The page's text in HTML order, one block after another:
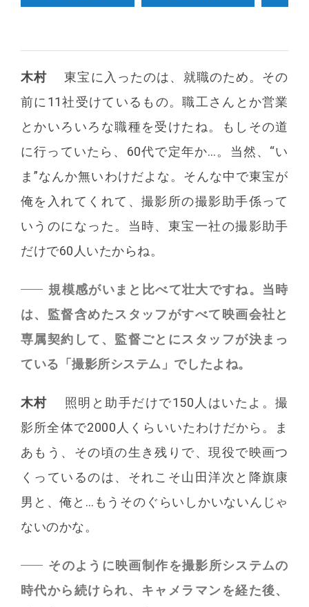
木村
東宝に入ったのは、就職のため。その
前に11社受けているもの。職工さんとか営業
とかいろいろな職種を受けたね。もしその道
に行っていたら、60代で定年か…。当然、“い
ま”なんか無いわけだよな。そんな中で東宝が
俺を入れてくれて、撮影所の撮影助手係って
いうのになった。当時、東宝一社の撮影助手
だけで60人いたからね。
規模感がいまと比べて壮大ですね。当時
は、監督含めたスタッフがすべて映画会社と
専属契約して、監督ごとにスタッフが決まっ
ている「撮影所システム」でしたよね。
木村
照明と助手だけで150人はいたよ。撮
影所全体で2000人くらいいたわけだから。ま
あもう、その頃の生き残りで、現役で映画つ
くっているのは、それこそ山田洋次と降旗康
男と、俺と…もうそのぐらいしかいないんじゃ
ないのかな。
そのように映画制作を撮影所システムの
時代から続けられ、キャメラマンを経た後、